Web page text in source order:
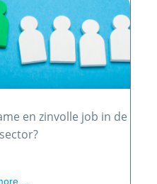
en zinvolle job in de
...